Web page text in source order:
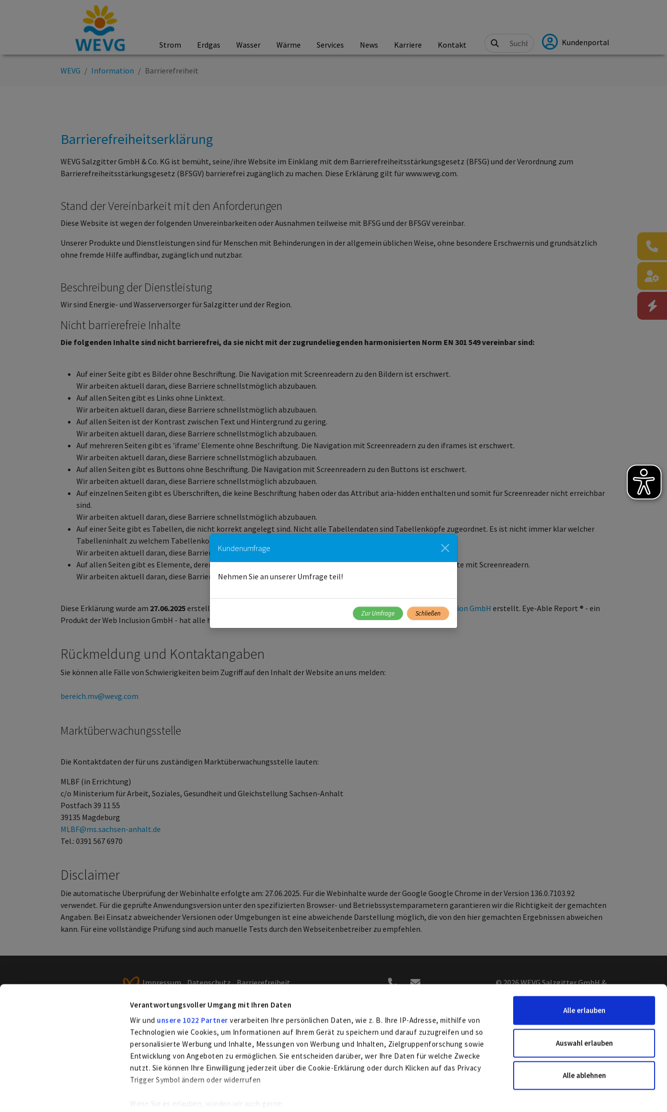
Verantwortungsvoller Umgang mit Ihren Daten
Wir und unsere 1022 Partner verarbeiten Ihre persönlichen Daten, wie z. B. Ihre IP-Adresse, mithilfe von
Technologien wie Cookies, um Informationen auf Ihrem Gerät zu speichern und darauf zuzugreifen und so
personalisierte Werbung und Inhalte, Messungen von Werbung und Inhalten, Zielgruppenforschung sowie
Entwicklung von Angeboten zu ermöglichen. Sie entscheiden darüber, wer Ihre Daten für welche Zwecke
nutzt. Sie können Ihre Einwilligung jederzeit über die Cookie-Erklärung oder durch Klicken auf das Privacy
Trigger Symbol ändern oder widerrufen
Wenn Sie es erlauben, würden wir auch gerne:
Alle erlauben
Auswahl erlauben
Alle ablehnen
Kundenumfrage
Nehmen Sie an unserer Umfrage teil!
Zur Umfrage Schließen
Strom Erdgas Wasser Wärme Services News Karriere Kontakt Kundenportal
Sie sind hier:
WEVG Information Barrierefreiheit
Barrierefreiheitserklärung
WEVG Salzgitter GmbH & Co. KG ist bemüht, seine/ihre Website im Einklang mit dem Barrierefreiheitsstärkungsgesetz (BFSG) und der Verordnung zum
Barrierefreiheitsstärkungsgesetz (BFSGV) barrierefrei zugänglich zu machen. Diese Erklärung gilt für www.wevg.com.
Stand der Vereinbarkeit mit den Anforderungen
Diese Website ist wegen der folgenden Unvereinbarkeiten oder Ausnahmen teilweise mit BFSG und der BFSGV vereinbar.
Unserer Produkte und Dienstleistungen sind für Menschen mit Behinderungen in der allgemein üblichen Weise, ohne besondere Erschwernis und grundsätzlich
ohne fremde Hilfe auffindbar, zugänglich und nutzbar.
Beschreibung der Dienstleistung
Wir sind Energie- und Wasserversorger für Salzgitter und der Region.
Nicht barrierefreie Inhalte
Die folgenden Inhalte sind nicht barrierefrei, da sie nicht mit der zugrundeliegenden harmonisierten Norm EN 301 549 vereinbar sind:
Auf einer Seite gibt es Bilder ohne Beschriftung. Die Navigation mit Screenreadern zu den Bildern ist erschwert.
Wir arbeiten aktuell daran, diese Barriere schnellstmöglich abzubauen.
Auf allen Seiten gibt es Links ohne Linktext.
Wir arbeiten aktuell daran, diese Barriere schnellstmöglich abzubauen.
Auf allen Seiten ist der Kontrast zwischen Text und Hintergrund zu gering.
Wir arbeiten aktuell daran, diese Barriere schnellstmöglich abzubauen.
Auf mehreren Seiten gibt es 'iframe' Elemente ohne Beschriftung. Die Navigation mit Screenreadern zu den iframes ist erschwert.
Wir arbeiten aktuell daran, diese Barriere schnellstmöglich abzubauen.
Auf allen Seiten gibt es Buttons ohne Beschriftung. Die Navigation mit Screenreadern zu den Buttons ist erschwert.
Wir arbeiten aktuell daran, diese Barriere schnellstmöglich abzubauen.
Auf einzelnen Seiten gibt es Überschriften, die keine Beschriftung haben oder das Attribut aria-hidden enthalten und somit für Screenreader nicht erreichbar
sind.
Wir arbeiten aktuell daran, diese Barriere schnellstmöglich abzubauen.
Auf einer Seite gibt es Tabellen, die nicht korrekt angelegt sind. Nicht alle Tabellendaten sind Tabellenköpfe zugeordnet. Es ist nicht immer klar welcher
Tabelleninhalt zu welchem Tabellenkopf gehört.
Wir arbeiten aktuell daran, diese Barriere schnellstmöglich abzubauen.
Auf allen Seiten gibt es Elemente, deren Aria ID mehrmals vorkommen. Das erschwert die Navigation der Webseite mit Screenreadern.
Wir arbeiten aktuell daran, diese Barriere schnellstmöglich abzubauen.
Diese Erklärung wurde am 27.06.2025erstellt. Die Erklärung wurde mithilfe der Eye-Able® Technologie derWeb Inclusion GmbH erstellt. Eye-Able Report ® - ein
Produkt der Web Inclusion GmbH - hat alle hat alle maschinell überprüfbaren Prüfschritte durchlaufen.
Rückmeldung und Kontaktangaben
Sie können alle Fälle von Schwierigkeiten beim Zugriff auf den Inhalt der Website an uns melden:
bereich.mv@wevg.com
Marktüberwachungsstelle
Die Kontaktdaten der für uns zuständigen Marktüberwachungsstelle lauten:
MLBF (in Errichtung)
c/o Ministerium für Arbeit, Soziales, Gesundheit und Gleichstellung Sachsen-Anhalt
Postfach 39 11 55
39135 Magdeburg
MLBF@ms.sachsen-​anhalt.de
Tel.: 0391 567 6970
Disclaimer
Die automatische Überprüfung der Webinhalte erfolgte am: 27.06.2025. Für die Webinhalte wurde der Google Google Chrome in der Version 136.0.7103.92
verwendet. Für die geprüfte Anwendungsversion unter den spezifizierten Browser- und Betriebssystemparametern garantieren wir die Richtigkeit der gemachten
Angaben. Bei Einsatz abweichender Versionen oder Umgebungen ist eine abweichende Darstellung möglich, die von den hier gemachten Ergebnissen abweichen
kann. Für eine vollständige Prüfung sind auch manuelle Tests durch den Webseitenbetreiber zu empfehlen.
Impressum Datenschutz Barrierefreiheit
Veröffentlichungspflichten
Ab sofort in Ihrem Playstore oder
App-Store
© 2026 WEVG Salzgitter GmbH &
Co. KG